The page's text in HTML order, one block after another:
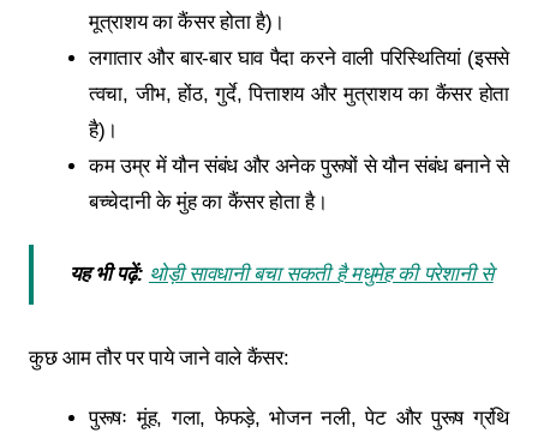
मूत्राशय का कैंसर होता है)।
लगातार और बार-बार घाव पैदा करने वाली परिस्थितियां (इससे
त्वचा, जीभ, होंठ, गुर्दे, पित्ताशय और मुत्राशय का कैंसर होता
है)।
कम उम्र में यौन संबंध और अनेक पुरूषों से यौन संबंध बनाने से
बच्चेदानी के मुंह का कैंसर होता है।
यह भी पढ़ें: थोड़ी सावधानी बचा सकती है मधुमेह की परेशानी से
कुछ आम तौर पर पाये जाने वाले कैंसर:
पुरूषः मूंह, गला, फेफड़े, भोजन नली, पेट और पुरूष ग्रंथि